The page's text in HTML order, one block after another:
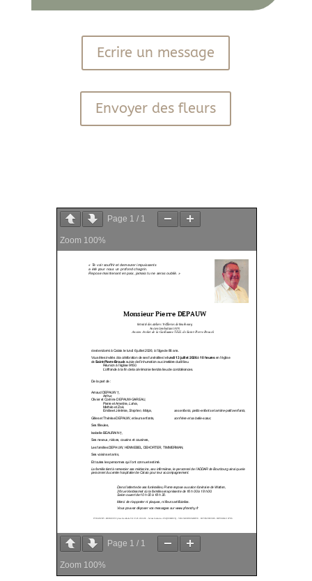
Ecrire un message
Envoyer des fleurs
Page 1 / 1
Zoom 100%
Page 1 / 1
Zoom 100%